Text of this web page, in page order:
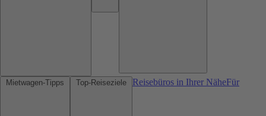
Reisebüros in Ihrer NäheFür